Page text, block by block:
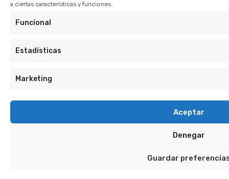
a ciertas características y funciones.
Funcional
Estadísticas
Marketing
Aceptar
Denegar
Guardar